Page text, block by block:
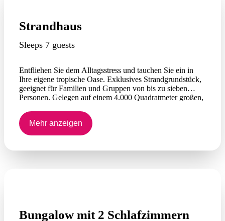
Strandhaus
Sleeps 7 guests
Entfliehen Sie dem Alltagsstress und tauchen Sie ein in
Ihre eigene tropische Oase. Exklusives Strandgrundstück,
geeignet für Familien und Gruppen von bis zu sieben
Personen. Gelegen auf einem 4.000 Quadratmeter großen,
Beach! Sicheres, komplett eingezäuntes Grundstück mit
Bootsparkplatz. Entspannen Sie sich am Pool des Resorts
und genießen Sie den tropischen Lebensstil.
Sonnenuntergänge – die Veranda bietet Sitzgelegenheiten
– Kochfeld und Backofen, Mikrowelle, 2 Kühlschränke,
Mehr anzeigen
Bungalow mit 2 Schlafzimmern